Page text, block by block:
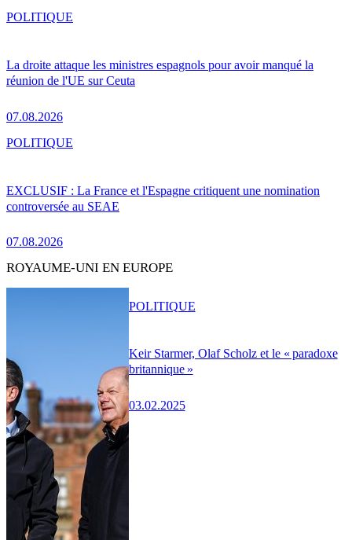
La droite attaque les ministres espagnols pour avoir manqué la
réunion de l'UE sur Ceuta
07.08.2026
POLITIQUE
EXCLUSIF : La France et l'Espagne critiquent une nomination
controversée au SEAE
07.08.2026
POLITIQUE
ROYAUME-UNI EN EUROPE
Keir Starmer, Olaf Scholz et le « paradoxe
britannique »
03.02.2025
POLITIQUE